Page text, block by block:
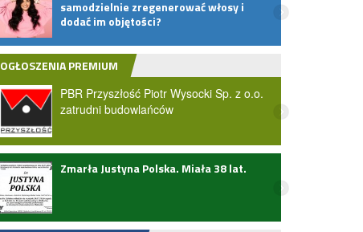
samodzielnie zregenerować włosy i
dodać im objętości?
OGŁOSZENIA PREMIUM
PBR Przyszłość Piotr Wysocki Sp. z o.o.
zatrudni budowlańców
Zmarła Justyna Polska. Miała 38 lat.